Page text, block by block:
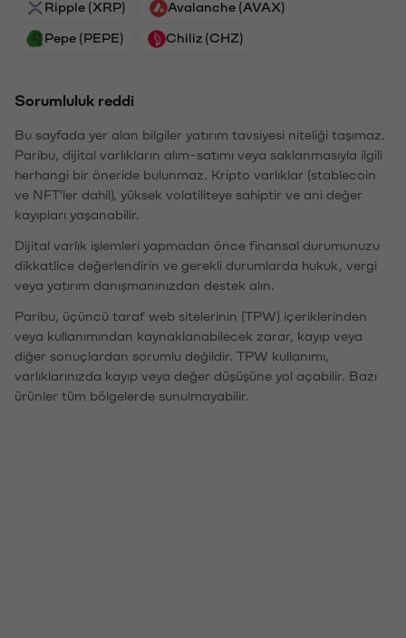
Ripple (XRP) Avalanche (AVAX)
Pepe (PEPE) Chiliz (CHZ)
Sorumluluk reddi
Bu sayfada yer alan bilgiler yatırım tavsiyesi niteliği taşımaz.
Paribu, dijital varlıkların alım-satımı veya saklanmasıyla ilgili
herhangi bir öneride bulunmaz. Kripto varlıklar (stablecoin
ve NFT'ler dahil), yüksek volatiliteye sahiptir ve ani değer
kayıpları yaşanabilir.
Dijital varlık işlemleri yapmadan önce finansal durumunuzu
dikkatlice değerlendirin ve gerekli durumlarda hukuk, vergi
veya yatırım danışmanınızdan destek alın.
Paribu, üçüncü taraf web sitelerinin (TPW) içeriklerinden
veya kullanımından kaynaklanabilecek zarar, kayıp veya
diğer sonuçlardan sorumlu değildir. TPW kullanımı,
varlıklarınızda kayıp veya değer düşüşüne yol açabilir. Bazı
ürünler tüm bölgelerde sunulmayabilir.